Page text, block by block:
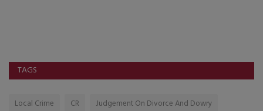
TAGS
Local Crime CR
Judgement On Divorce And Dowry